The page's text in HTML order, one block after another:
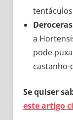
a
pode
castanho-
Se quiser
este artigo